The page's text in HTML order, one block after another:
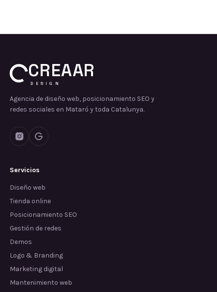
CREAAR
DESIGN
Agencia de diseño web, posicionamiento SEO y
redes sociales en Mataró y toda Catalunya.
Servicios
Diseño web
Tienda online
Posicionamiento SEO
Gestión de redes
Demos
Logo & Branding
Marketing digital
Mantenimiento web